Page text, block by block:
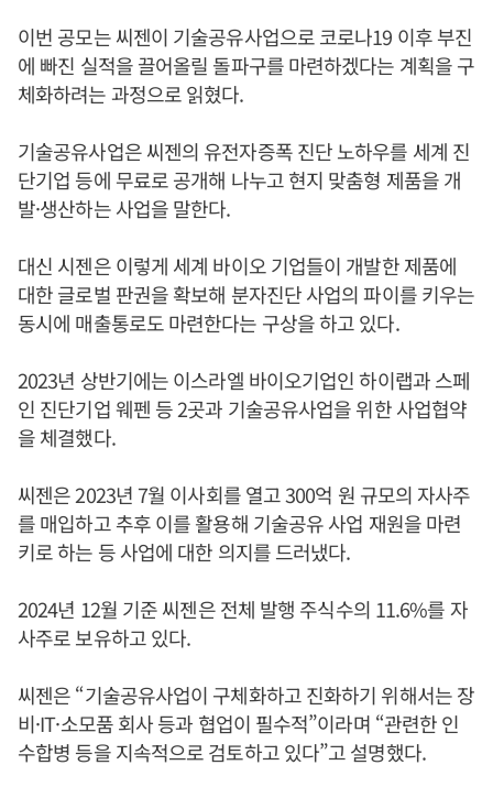
이번 공모는 씨젠이 기술공유사업으로 코로나19 이후 부진
에 빠진 실적을 끌어올릴 돌파구를 마련하겠다는 계획을 구
체화하려는 과정으로 읽혔다.
기술공유사업은 씨젠의 유전자증폭 진단 노하우를 세계 진
단기업 등에 무료로 공개해 나누고 현지 맞춤형 제품을 개
발·생산하는 사업을 말한다.
대신 시젠은 이렇게 세계 바이오 기업들이 개발한 제품에
대한 글로벌 판권을 확보해 분자진단 사업의 파이를 키우는
동시에 매출통로도 마련한다는 구상을 하고 있다.
2023년 상반기에는 이스라엘 바이오기업인 하이랩과 스페
인 진단기업 웨펜 등 2곳과 기술공유사업을 위한 사업협약
을 체결했다.
씨젠은 2023년 7월 이사회를 열고 300억 원 규모의 자사주
를 매입하고 추후 이를 활용해 기술공유 사업 재원을 마련
키로 하는 등 사업에 대한 의지를 드러냈다.
2024년 12월 기준 씨젠은 전체 발행 주식수의 11.6%를 자
사주로 보유하고 있다.
씨젠은 “기술공유사업이 구체화하고 진화하기 위해서는 장
비·IT·소모품 회사 등과 협업이 필수적”이라며 “관련한 인
수합병 등을 지속적으로 검토하고 있다”고 설명했다.